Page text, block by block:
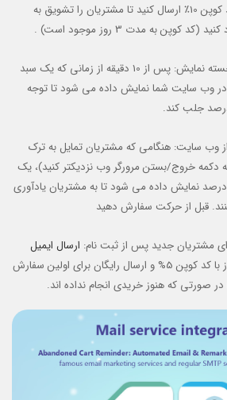
روز یک ایمیل یادآوری با کد کوپن 10٪ ارسال کنید تا مشتریان را تشویق به
به مدت 3 روز موجود است) .
یادآوری نوار برجسته نمایش: پس از 10 دقیقه از زمانی که یک سبد
در وب سایت شما نمایش داده می شود تا توجه
وب سایت: هنگامی که مشتریان تمایل به ترک
خروج/بستن مرورگر وب نزدیکتر کنید)، یک
اعلان همراه با یک کوپن 5 درصد نمایش داده می شود تا به مشتریان یادآوری
قبل از حرکت سفارش دهید
مشتریان جدید پس از ثبت نام: ارسال ایمیل
خوش آمدگویی پس از 1 روز با کد کوپن 5% و ارسال رایگان برای اولین سفارش